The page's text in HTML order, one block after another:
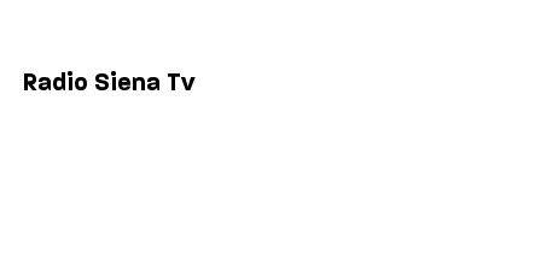
Radio Siena Tv